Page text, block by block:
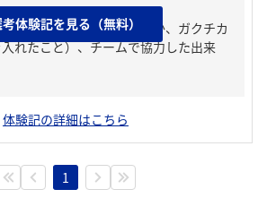
折経験。どう乗り越えたか、ガクチカ
入れたこと）、チームで協力した出来
体験記を見る（無料）
体験記の詳細はこちら
1